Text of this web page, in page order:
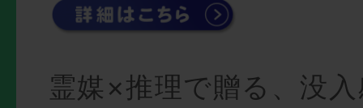
霊媒×推理で贈る、没